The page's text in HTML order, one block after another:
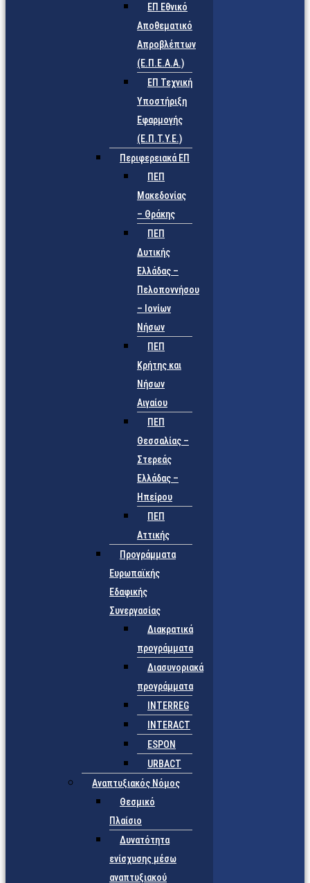
ΕΠ Εθνικό
Αποθεματικό
Απροβλέπτων
(Ε.Π.Ε.Α.Α.)
ΕΠ Τεχνική
Υποστήριξη
Εφαρμογής
(Ε.Π.Τ.Υ.Ε.)
Περιφερειακά ΕΠ
ΠΕΠ
Μακεδονίας
– Θράκης
ΠΕΠ
Δυτικής
Ελλάδας –
Πελοποννήσου
– Ιονίων
Νήσων
ΠΕΠ
Κρήτης και
Νήσων
Αιγαίου
ΠΕΠ
Θεσσαλίας –
Στερεάς
Ελλάδας –
Ηπείρου
ΠΕΠ
Αττικής
Προγράμματα
Ευρωπαϊκής
Εδαφικής
Συνεργασίας
Διακρατικά
προγράμματα
Διασυνοριακά
προγράμματα
INTERREG
INTERACT
ESPON
URBACT
Αναπτυξιακός Νόμος
Θεσμικό
Πλαίσιο
Δυνατότητα
ενίσχυσης μέσω
αναπτυξιακού